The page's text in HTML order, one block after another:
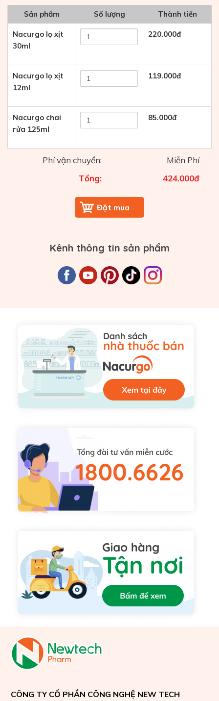
Sản phẩm
Nacurgo lọ xịt
30ml
Nacurgo lọ xịt
12ml
Nacurgo chai
rửa 125ml
Số lượng Thành tiền
220.000đ
119.000đ
85.000đ
Phí vận chuyển:
Miễn Phí
Tổng:
424.000đ
Kênh thông tin sản phẩm
CÔNG TY CỔ PHẦN CÔNG NGHỆ NEW TECH